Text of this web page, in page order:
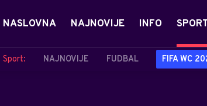
NASLOVNA NAJNOVIJE INFO
Sport: NAJNOVIJE FUDBAL FIFA WC